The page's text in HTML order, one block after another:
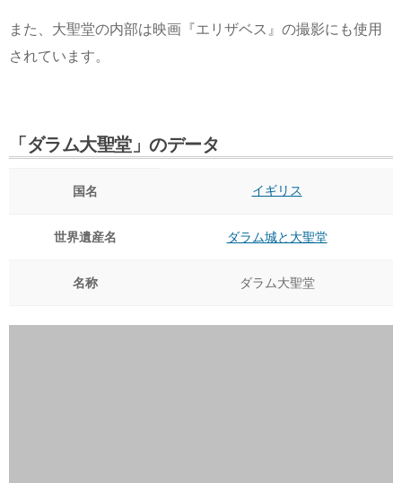
また、大聖堂の内部は映画『エリザベス』の撮影にも使用
されています。
「ダラム大聖堂」のデータ
国名 イギリス
世界遺産名 ダラム城と大聖堂
名称 ダラム大聖堂